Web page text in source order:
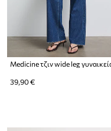
Medicine τζιν wide leg
39,90 €